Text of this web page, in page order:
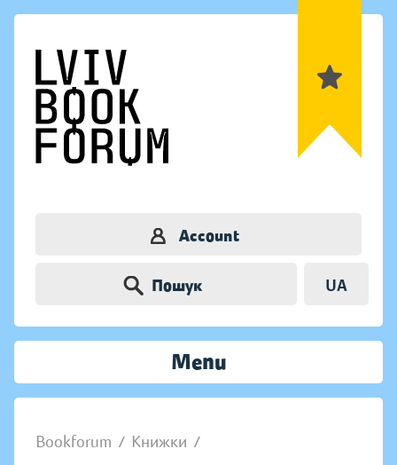
Account
Пошук UA
Menu
Bookforum / Книжки /